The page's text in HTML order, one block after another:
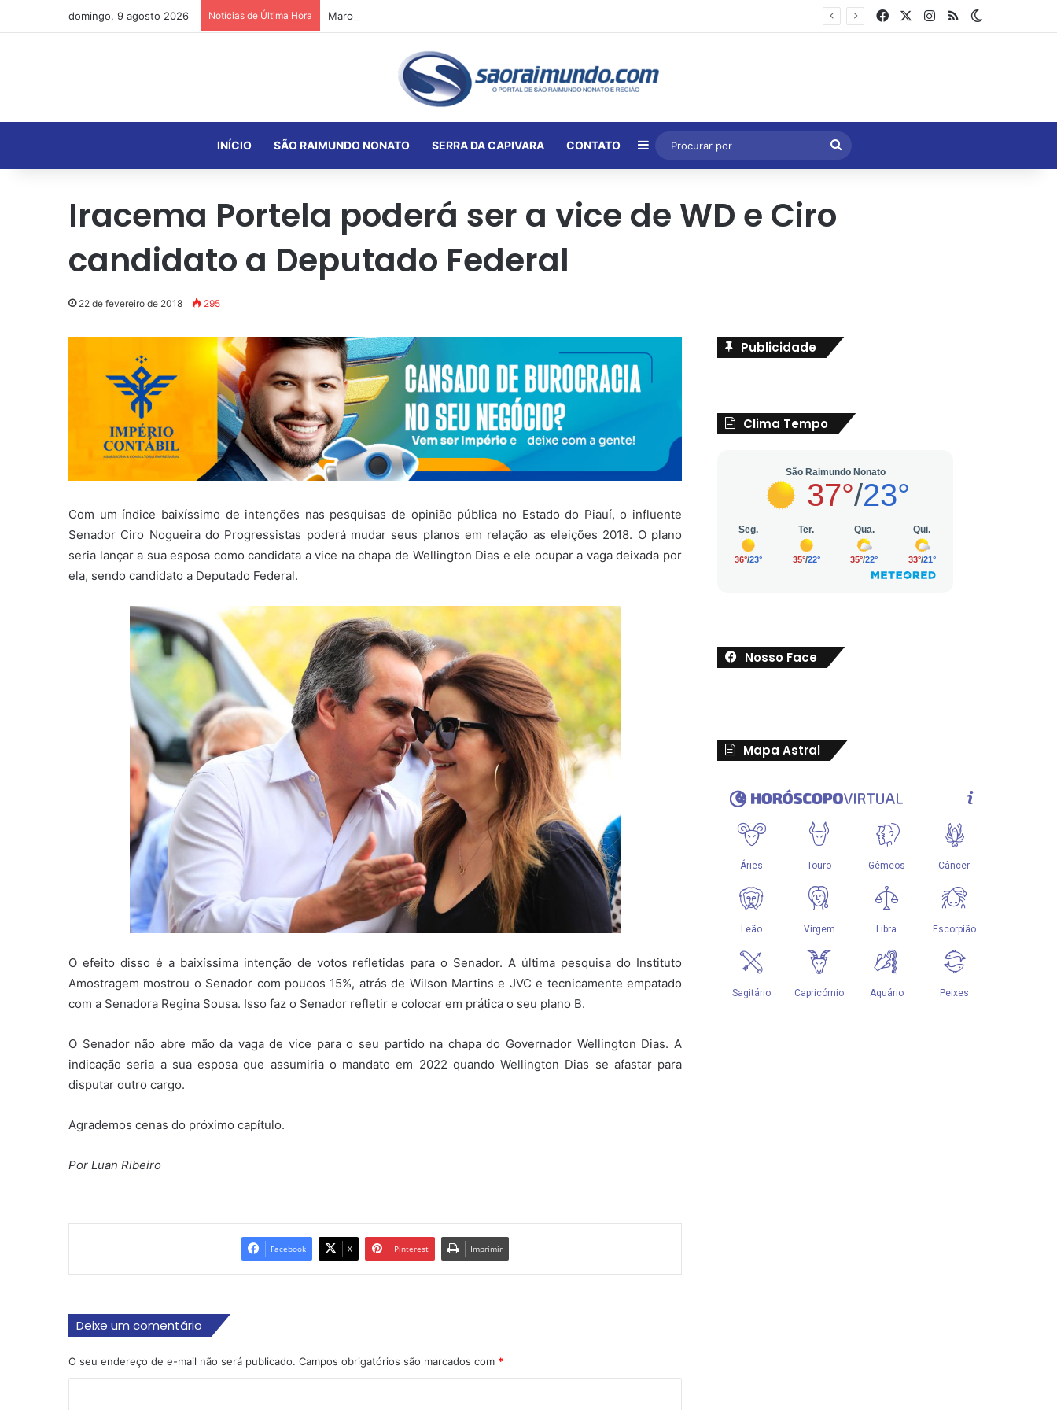
domingo, 9 agosto 2026 Notícias de Última Hora FacebookInstagram
RSS
INÍCIO SÃO RAIMUNDO NONATO SERRA DA CAPIVARA CONTATO Barra Lateral
Procurar
por
Iracema Portela poderá ser a vice de WD e Ciro
candidato a Deputado Federal
22 de fevereiro de 2018 295
Com um índice baixíssimo de intenções nas pesquisas de opinião pública no Estado do Piauí, o influente
Senador Ciro Nogueira do Progressistas poderá mudar seus planos em relação as eleições 2018. O plano
seria lançar a sua esposa como candidata a vice na chapa de Wellington Dias e ele ocupar a vaga deixada por
ela, sendo candidato a Deputado Federal.
O efeito disso é a baixíssima intenção de votos refletidas para o Senador. A última pesquisa do Instituto
Amostragem mostrou o Senador com poucos 15%, atrás de Wilson Martins e JVC e tecnicamente empatado
com a Senadora Regina Sousa. Isso faz o Senador refletir e colocar em prática o seu plano B.
O Senador não abre mão da vaga de vice para o seu partido na chapa do Governador Wellington Dias. A
indicação seria a sua esposa que assumiria o mandato em 2022 quando Wellington Dias se afastar para
disputar outro cargo.
Agrademos cenas do próximo capítulo.
Por Luan Ribeiro
Facebook X Pinterest Imprimir
Deixe um comentário
O seu endereço de e-mail não será publicado. Campos obrigatórios são marcados com *
Publicidade
Clima Tempo
Nosso Face
Mapa Astral